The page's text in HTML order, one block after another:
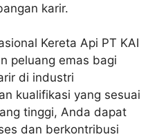
karir.
Kereta Api PT KAI
peluang emas bagi
di industri
kualifikasi yang sesuai
tinggi, Anda dapat
dan berkontribusi